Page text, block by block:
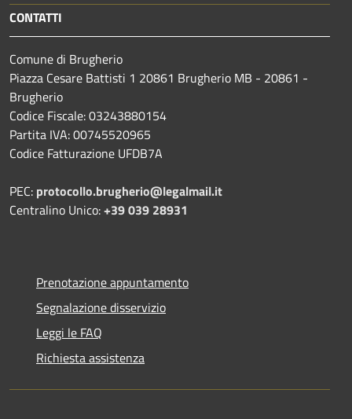
CONTATTI
Comune di Brugherio
Piazza Cesare Battisti 1 20861 Brugherio MB - 20861 -
Brugherio
Codice Fiscale: 03243880154
Partita IVA: 00745520965
Codice Fatturazione UFDB7A
PEC: protocollo.brugherio@legalmail.it
Centralino Unico:+39 039 28931
Prenotazione appuntamento
Segnalazione disservizio
Leggi le FAQ
Richiesta assistenza